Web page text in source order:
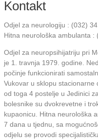
Kontakt
Odjel za neurologiju : (032)
Hitna neurološka ambulanta :
Odjel za neuropsihijatriju pri
je 1. travnja 1979. godine.
počinje funkcionirati
Vukovar u sklopu stacionarne
od toga 4 postelje u Jedinici
bolesnike su dvokrevetne i
kupaonicu. Hitna neurološka
7 dana u tjednu, sa
odjelu se provodi